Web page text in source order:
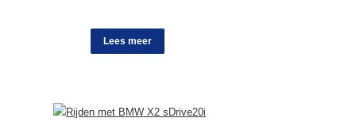
Lees meer